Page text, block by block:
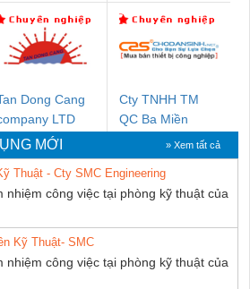
Dong Cang
LTD
Cty TNHH TM
QC Ba Miền
MỚI » Xem tất cả
Thuật - Cty SMC Engineering
nhiệm công việc tại phòng kỹ thuật của
Kỹ Thuật- SMC
nhiệm công việc tại phòng kỹ thuật của